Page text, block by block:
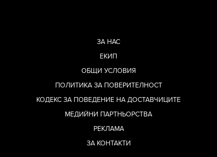
ЗА НАС
ЕКИП
ОБЩИ УСЛОВИЯ
ПОЛИТИКА ЗА ПОВЕРИТЕЛНОСТ
КОДЕКС ЗА ПОВЕДЕНИЕ НА ДОСТАВЧИЦИТЕ
МЕДИЙНИ ПАРТНЬОРСТВА
РЕКЛАМА
ЗА КОНТАКТИ